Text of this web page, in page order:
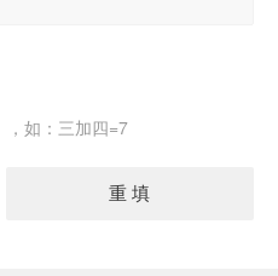
，如：三加四=7